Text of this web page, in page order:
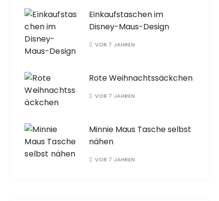
Einkaufstaschen im
Disney-Maus-Design
VOR 7 JAHREN
Rote Weihnachtssäckchen
VOR 7 JAHREN
Minnie Maus Tasche selbst
nähen
VOR 7 JAHREN